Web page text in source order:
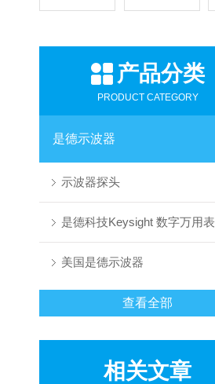
产品分类
PRODUCT CATEGORY
是德示波器
示波器探头
是德科技Keysight 数字万用表
美国是德示波器
查看全部
相关文章